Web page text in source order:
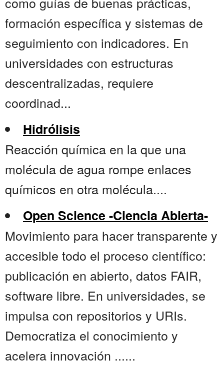
formación específica y sistemas de
seguimiento con indicadores. En
universidades con estructuras
descentralizadas, requiere
coordinad...
Hidrólisis
Reacción química en la que una
molécula de agua rompe enlaces
químicos en otra molécula....
Open Science -Ciencia Abierta-
Movimiento para hacer transparente y
accesible todo el proceso científico:
publicación en abierto, datos FAIR,
software libre. En universidades, se
impulsa con repositorios y URIs.
Democratiza el conocimiento y
acelera innovación ......